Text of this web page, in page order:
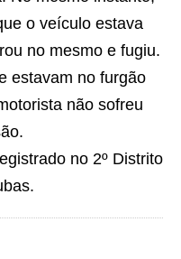
o veículo estava
no mesmo e fugiu.
estavam no furgão
não sofreu
no 2º Distrito